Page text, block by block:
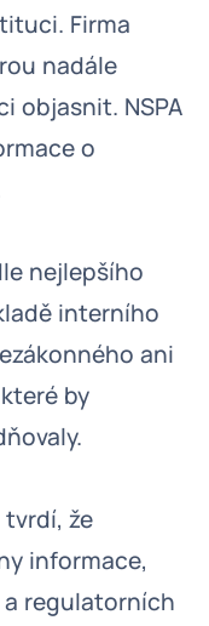
Firma
nadále
objasnit. NSPA
o
nejlepšího
interního
ani
by
že
informace,
a regulatorních